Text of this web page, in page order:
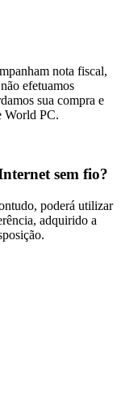
nota fiscal,
efetuamos
sua compra e
World PC.
sem fio?
poderá utilizar
adquirido a